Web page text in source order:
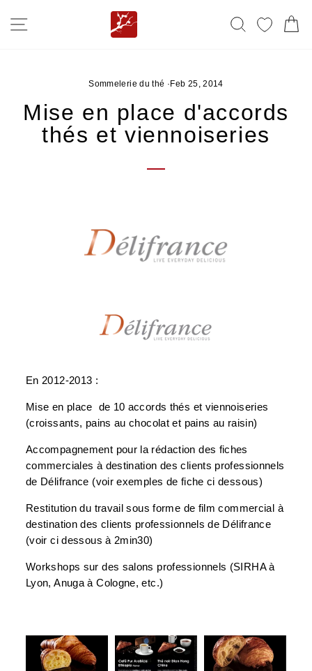
SITE NAVIGATION SEARCH
MY
Sommelerie du thé · Feb 25, 2014
Mise en place d'accords
thés et viennoiseries
En 2012-2013 :
Mise en place de 10 accords thés et viennoiseries
(croissants, pains au chocolat et pains au raisin)
Accompagnement pour la rédaction des fiches
commerciales à destination des clients professionnels
de Délifrance (voir exemples de fiche ci dessous)
Restitution du travail sous forme de film commercial à
destination des clients professionnels de Délifrance
(voir ci dessous à 2min30)
Workshops sur des salons professionnels (SIRHA à
Lyon, Anuga à Cologne, etc.)